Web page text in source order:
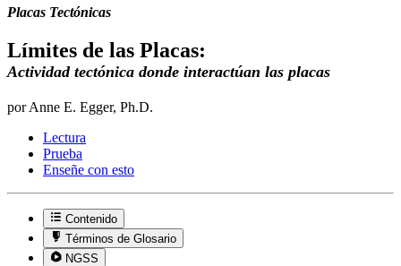
Placas Tectónicas
Límites de las Placas:
Actividad tectónica donde interactúan las placas
por Anne E. Egger, Ph.D.
Lectura
Prueba
Enseñe con esto
Contenido
Términos de Glosario
NGSS